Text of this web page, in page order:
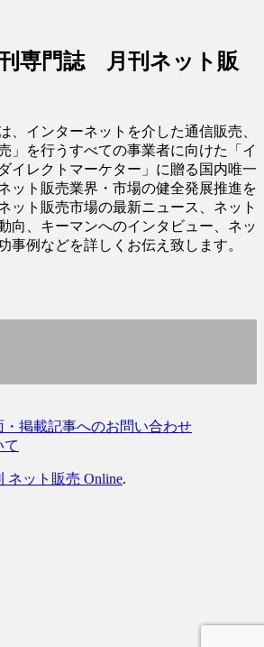
専門誌 月刊ネット販
、インターネットを介した通信販売、
」を行うすべての事業者に向けた「イ
イレクトマーケター」に贈る国内唯一
ット販売業界・市場の健全発展推進を
ット販売市場の最新ニュース、ネット
向、キーマンへのインタビュー、ネッ
事例などを詳しくお伝え致します。
・掲載記事へのお問い合わせ
て
ネット販売 Online.